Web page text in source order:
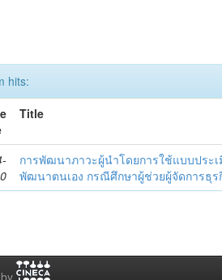
hits:
Title
การพัฒนาภาวะผู้นำโดยการใช้แบบประ
พัฒนาตนเอง กรณีศึกษาผู้ช่วยผู้จัดการธุร